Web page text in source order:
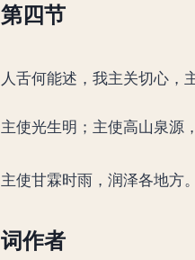
第四节
人舌何能述，我主关切心，
主使光生明；主使高山泉源
主使甘霖时雨，润泽各地方。
词作者